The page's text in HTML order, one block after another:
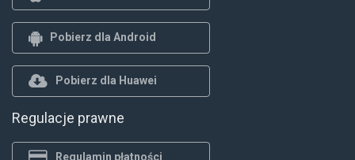
Pobierz dla Android
Pobierz dla Huawei
Regulacje prawne
Regulamin płatności